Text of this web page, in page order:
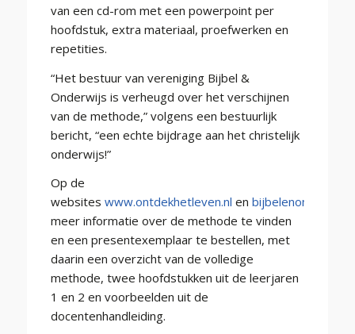
van een cd-rom met een powerpoint per
hoofdstuk, extra materiaal, proefwerken en
repetities.
“Het bestuur van vereniging Bijbel &
Onderwijs is verheugd over het verschijnen
van de methode,” volgens een bestuurlijk
bericht, “een echte bijdrage aan het christelijk
onderwijs!”
Op de
websites www.ontdekhetleven.nl en
meer informatie over de methode te vinden
en een presentexemplaar te bestellen, met
daarin een overzicht van de volledige
methode, twee hoofdstukken uit de leerjaren
1 en 2 en voorbeelden uit de
docentenhandleiding.